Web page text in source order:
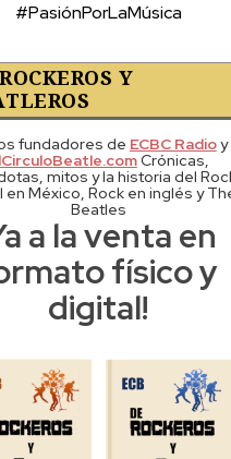
#PasiónPorLaMúsica
Y
fundadores de ECBC Radioy
Crónicas,
mitos y la historia del
en México, Rock en inglés y
Beatles
a la venta en
físico y
digital!